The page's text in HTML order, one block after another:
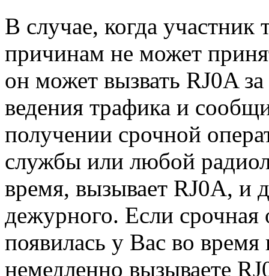
В случае, когда
причинам не может
он может вызвать RJ0A
ведения трафика и
получении срочной
службы или любой
время, вызывает RJ0A, и
дежурного. Если
появилась у Вас во
немедленно вызываете